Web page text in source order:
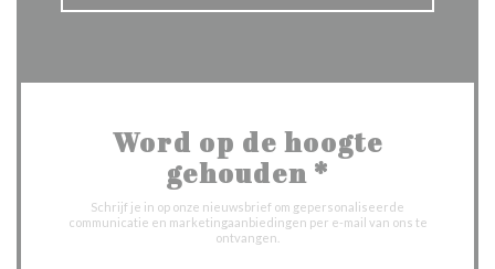
Word op de hoogte
gehouden *
Schrijf je in op onze nieuwsbrief om gepersonaliseerde
communicatie en marketingaanbiedingen per e-mail van ons te
ontvangen.